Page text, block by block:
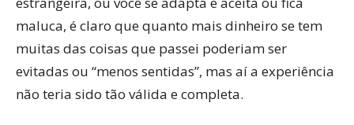
maluca, é claro que quanto mais dinheiro se tem
muitas das coisas que passei poderiam ser
evitadas ou “menos sentidas”, mas aí a experiência
não teria sido tão válida e completa.